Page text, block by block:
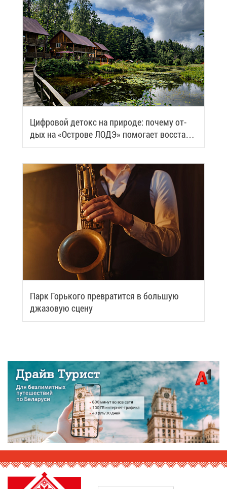
Циф­ро­вой де­токс на при­ро­де: по­че­му от­
дых на «Ост­ро­ве ЛОДЭ» по­мо­га­ет вос­ста­но­
вить си­лы
Парк Горь­ко­го пре­вра­тит­ся в боль­шую
джа­зо­вую сце­ну